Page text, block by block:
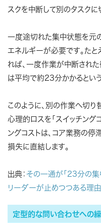
スクを中断して別のタスクに
一度途切れた集中状態を元
エネルギーが必要です。たと
れば、一度作業が中断され
は平均で約23分かかるとい
このように、別の作業へ切
心理的ロスを「スイッチング
ングコストは、コア業務の
損失に直結します。
出典： その一通が「23分の集
リーダーが止めつつある理
定型的な問い合わせへの